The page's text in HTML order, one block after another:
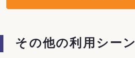
その他の利用シーン